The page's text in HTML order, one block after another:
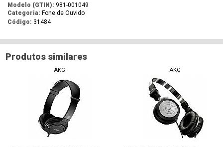
Modelo (GTIN): 981-001049
Categoria: Fone de Ouvido
Código: 31484
Produtos similares
AKG AKG